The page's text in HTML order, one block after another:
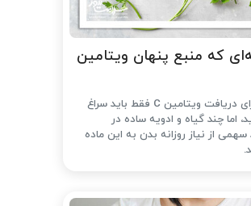
که منبع پنهان ویتامین
شاید تصور کنید برای دریافت ویتامین C فقط باید سراغ
اما چند گیاه و ادویه ساده در
از نیاز روزانه بدن به این ماده